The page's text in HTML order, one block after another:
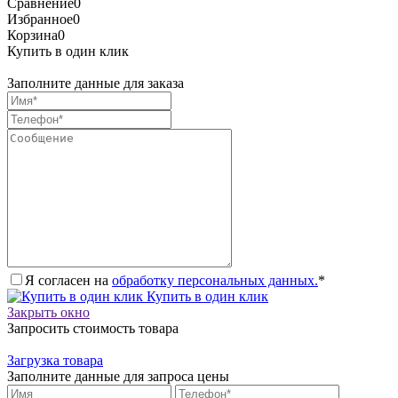
Избранное0
Корзина0
Купить в один клик
Заполните данные для заказа
Я согласен на обработку персональных данных.*
Купить в один клик
Закрыть окно
Запросить стоимость товара
Загрузка товара
Заполните данные для запроса цены